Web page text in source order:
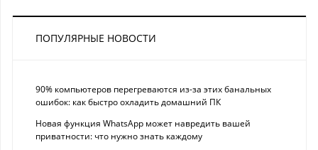
ПОПУЛЯРНЫЕ НОВОСТИ
90% компьютеров перегреваются из-за этих банальных
ошибок: как быстро охладить домашний ПК
Новая функция WhatsApp может навредить вашей
приватности: что нужно знать каждому